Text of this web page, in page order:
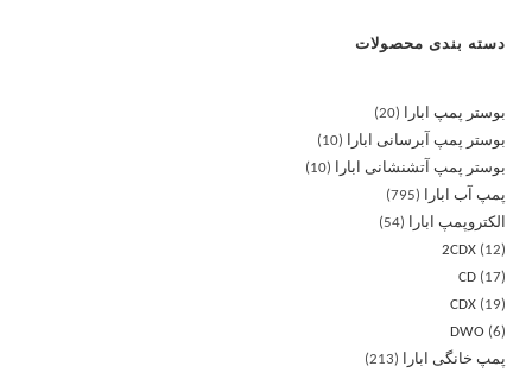
دسته بندی محصولات
بوستر پمپ ابارا
20
بوستر پمپ آبرسانی ابارا
10
بوستر پمپ آتشنشانی ابارا
10
پمپ آب ابارا
795
الکتروپمپ ابارا
54
2CDX
12
CD
17
CDX
19
DWO
6
پمپ خانگی ابارا
213